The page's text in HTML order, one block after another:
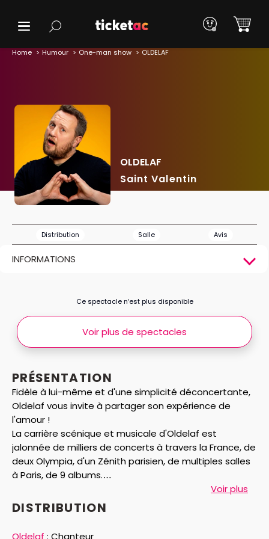
Home Humour One-man show OLDELAF
OLDELAF
Saint Valentin
Distribution Salle Avis
INFORMATIONS
PRÉSENTATION
Fidèle à lui-même et d'une simplicité déconcertante,
Oldelaf vous invite à partager son expérience de
l'amour !
La carrière scénique et musicale d'Oldelaf est
jalonnée de milliers de concerts à travers la France, de
deux Olympia, d'un Zénith parisien, de multiples salles
à Paris, de 9 albums.
A l'occasion de son nouvel album "Saint-Valentin",
Oldelaf sillonnera les routes de France avec ses
qu'on lui connaît et qui n'appartient qu'à lui.
Voir plus
Ce spectacle n’est plus disponible
Voir plus de spectacles
DISTRIBUTION
Oldelaf : Chanteur